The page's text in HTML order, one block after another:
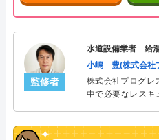
監修者
水道設備業者 給
小嶋 豊(株式会社
株式会社プログ
中で必要なレスキ
決。多くのお客様